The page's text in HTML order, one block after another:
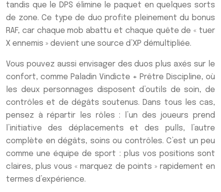
tandis que le DPS élimine le paquet en quelques sorts
de zone. Ce type de duo profite pleinement du bonus
RAF, car chaque mob abattu et chaque quête de « tuer
X ennemis » devient une source d’XP démultipliée.
Vous pouvez aussi envisager des duos plus axés sur le
confort, comme Paladin Vindicte + Prêtre Discipline, où
les deux personnages disposent d’outils de soin, de
contrôles et de dégâts soutenus. Dans tous les cas,
pensez à répartir les rôles : l’un des joueurs prend
l’initiative des déplacements et des pulls, l’autre
complète en dégâts, soins ou contrôles. C’est un peu
comme une équipe de sport : plus vos positions sont
claires, plus vous « marquez de points » rapidement en
termes d’expérience.